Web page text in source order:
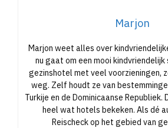
Marjon
Marjon weet alles over
nu gaat om een mooi
gezinshotel met veel voorzieningen,
weg. Zelf houdt ze van
Turkije en de Dominicaanse Republiek.
heel wat hotels bekeken. Als dé
Reischeck op het gebied van